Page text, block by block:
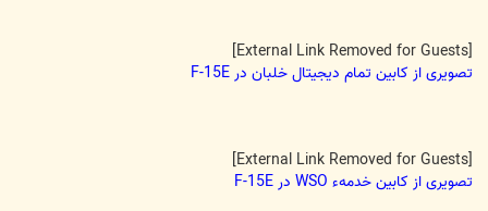
تصویری از کابین تمام دیجیتال خلبان در F-15E
تصویری از کابین خدمهء WSO در F-15E